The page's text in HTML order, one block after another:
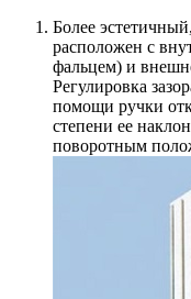
Более
расположен с
фальцем) и
Регулировка
помощи ручки
степени ее
поворотным